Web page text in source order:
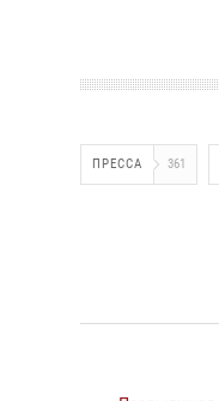
ПРЕССА 361